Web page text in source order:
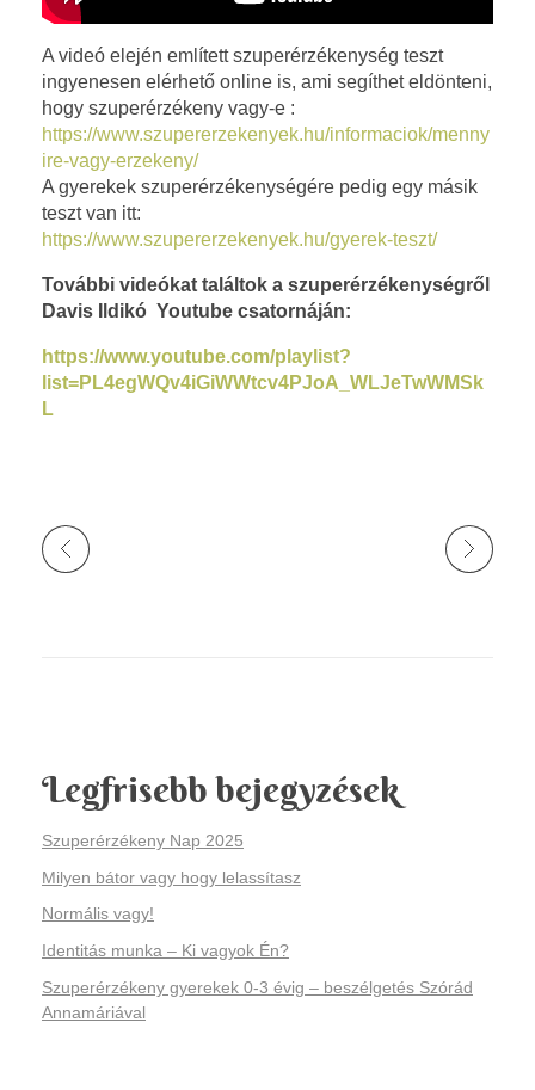
n
e
m
d
e
f
e
k
t
A videó elején említett szuperérzékenység teszt
ingyenesen elérhető online is, ami segíthet eldönteni,
hogy szuperérzékeny vagy-e :
https://www.szupererzekenyek.hu/informaciok/menny
ire-vagy-erzekeny/
A gyerekek szuperérzékenységére pedig egy másik
teszt van itt:
https://www.szupererzekenyek.hu/gyerek-teszt/
További videókat találtok a szuperérzékenységről
Davis Ildikó Youtube csatornáján:
https://www.youtube.com/playlist?
list=PL4egWQv4iGiWWtcv4PJoA_WLJeTwWMSk
L
Legfrisebb bejegyzések
Szuperérzékeny Nap 2025
Milyen bátor vagy hogy lelassítasz
Normális vagy!
Identitás munka – Ki vagyok Én?
Szuperérzékeny gyerekek 0-3 évig – beszélgetés Szórád
Annamáriával